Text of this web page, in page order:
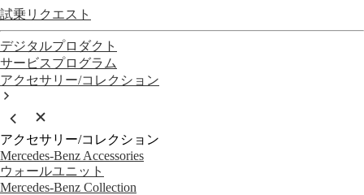
試乗リクエスト
デジタルプロダクト
サービスプログラム
アクセサリー/コレクション
アクセサリー/コレクション
Mercedes-Benz Accessories
ウォールユニット
Mercedes-Benz Collection